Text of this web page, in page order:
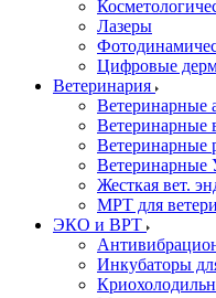
Лазеры
Цифровые
Ветеринария
Ветеринарные
Ветеринарные
Ветеринарные
Ветеринарные
Жесткая вет.
МРТ для
ЭКО и ВРТ
Инкубаторы